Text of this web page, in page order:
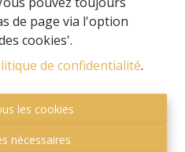
de page via l'option
cookies'.
de confidentialité.
les cookies
nécessaires